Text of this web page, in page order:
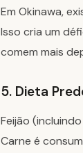
Em Okinawa,
Isso cria um
comem mais
5. Dieta
Feijão
Carne é